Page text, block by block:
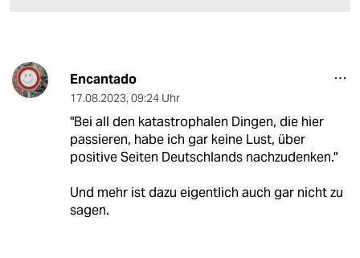
Encantado
17.08.2023, 09:24 Uhr
"Bei all den katastrophalen Dingen, die hier
passieren, habe ich gar keine Lust, über
positive Seiten Deutschlands nachzudenken."
Und mehr ist dazu eigentlich auch gar nicht zu
sagen.